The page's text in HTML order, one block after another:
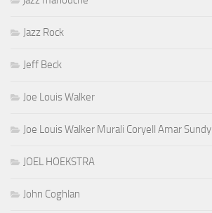
Jazz Rock
Jeff Beck
Joe Louis Walker
Joe Louis Walker Murali Coryell Amar Sundy
JOEL HOEKSTRA
John Coghlan